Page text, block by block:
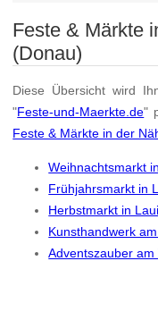
Feste & Märkte
(Donau)
Diese Übersicht wird
"Feste-und-Maerkte.de"
Feste & Märkte in der
Weihnachtsmarkt
Frühjahrsmarkt in
Herbstmarkt in
Kunsthandwerk
Adventszauber